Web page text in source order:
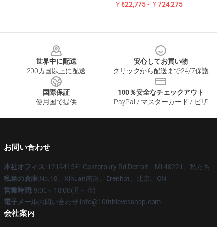
￥622,775 - ￥724,275
世界中に配送
200カ国以上に配送
安心してお買い物
クリックから配送まで24/7保護
国際保証
使用国で提供
100％安全なチェックアウト
PayPal / マスターカード / ビザ
お問い合わせ
本社オフィス: 1219415年 Canterbury Rd Detroit、Mi 48221、私たち
私達の倉庫:No.18、Xihuan南道、Erenhot、北京、CN
営業時間: 9:00～18:00(月～金)
電子メールお問い合わせ:info@100thievesshop.com
会社案内